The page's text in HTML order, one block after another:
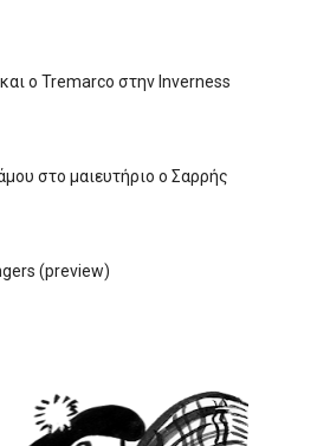
ο Tremarco στην Inverness
στο μαιευτήριο ο Σαρρής
(preview)